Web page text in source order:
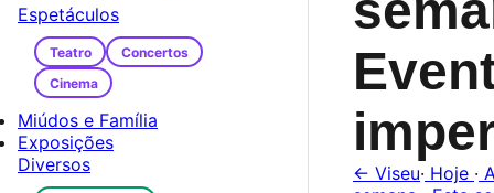
← Viseu· Hoje ·
Espetáculos
Teatro
Concertos
Cinema
Miúdos e Família
Exposições
Diversos